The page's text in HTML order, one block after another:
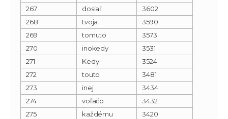
267
dosiaľ
3602
268
tvoja
3590
269
tomuto
3573
270
inokedy
3531
271
Kedy
3524
272
touto
3481
273
inej
3434
274
voľačo
3432
275
každému
3420